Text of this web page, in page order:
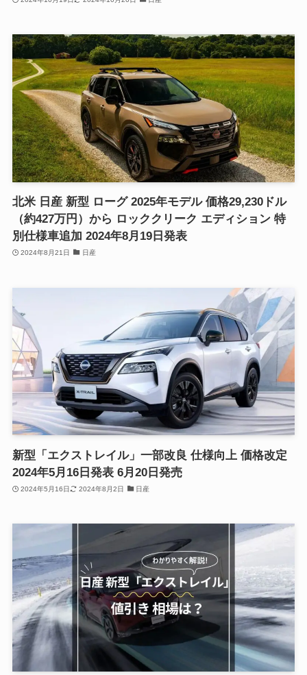
北米 日産 新型 ローグ 2025年モデル 価格29,230ドル
（約427万円）から ロッククリーク エディション 特
別仕様車追加 2024年8月19日発表
2024年8月21日 日産
新型「エクストレイル」一部改良 仕様向上 価格改定
2024年5月16日発表 6月20日発売
2024年5月16日 2024年8月2日 日産